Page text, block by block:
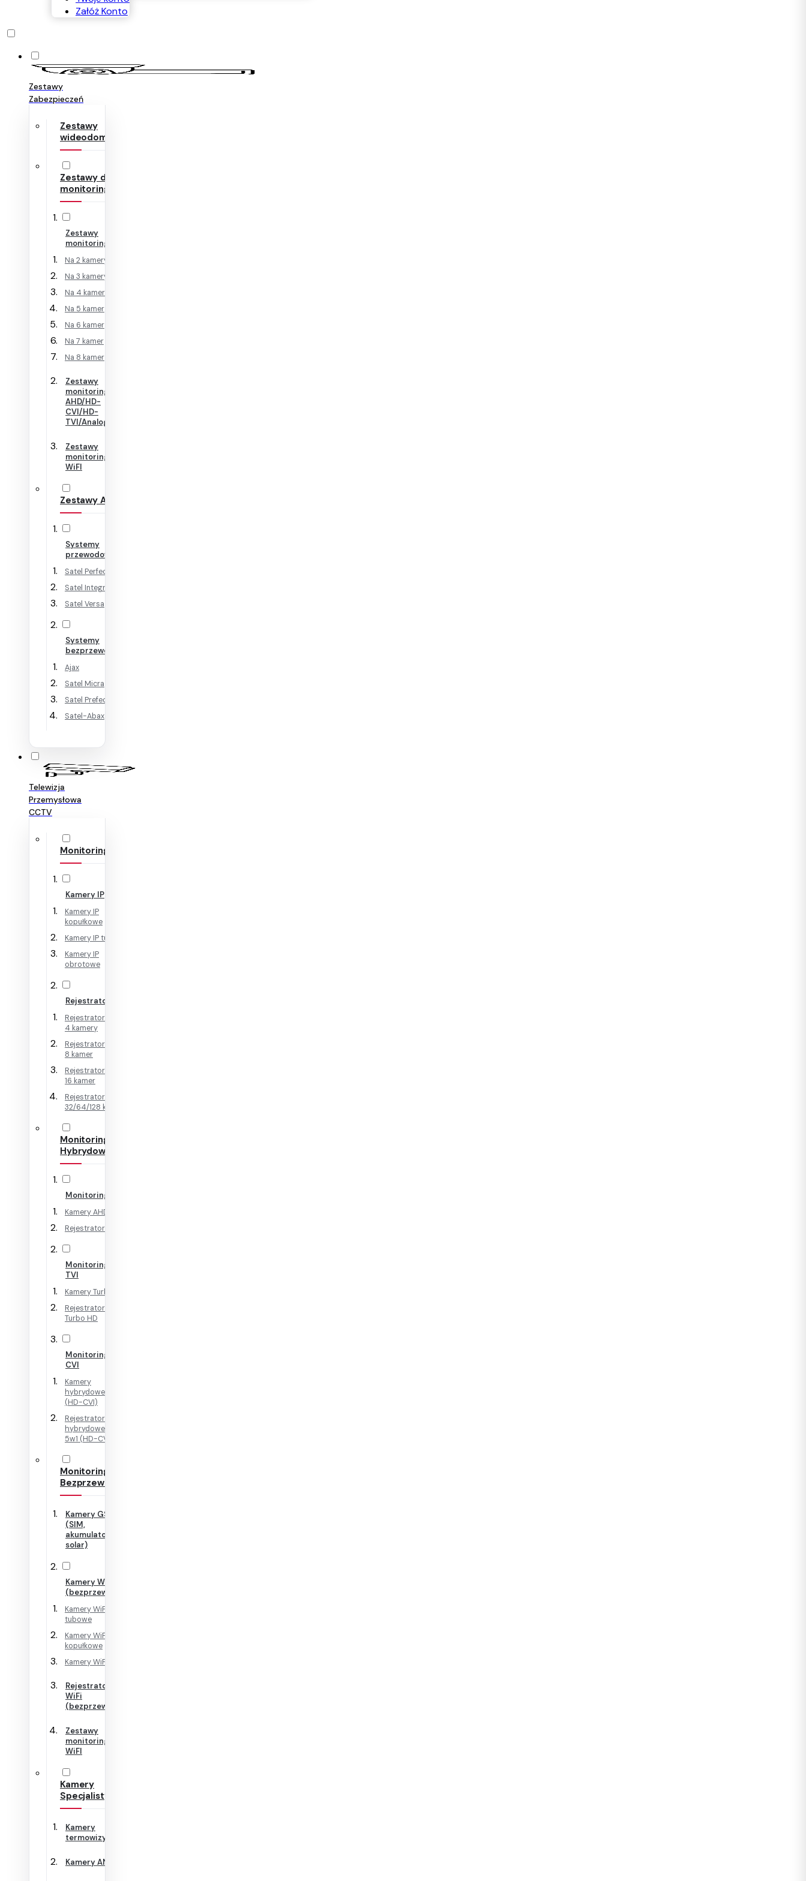
Załóż Konto
Zestawy
Zabezpieczeń
Zestawy
wideodomofonów
Zestawy do
monitoringu
Zestawy
monitoringu IP
Na 2 kamery
Na 3 kamery
Na 4 kamery
Na 5 kamer
Na 6 kamer
Na 7 kamer
Na 8 kamer
Zestawy
monitoringu
AHD/HD-
CVI/HD-
TVI/Analog
Zestawy
monitoringu
WiFI
Zestawy Alarmowe
Systemy
przewodowe
Satel Perfecta
Satel Integra
Satel Versa
Systemy
bezprzewodowe
Ajax
Satel Micra
Satel Prefecta WRL
Satel-Abax
Telewizja
Przemysłowa
CCTV
Monitoring IP
Kamery IP
Kamery IP
kopułkowe
Kamery IP tubowe
Kamery IP
obrotowe
Rejestratory IP
Rejestratory IP na
4 kamery
Rejestratory IP na
8 kamer
Rejestratory IP na
16 kamer
Rejestratory IP na
32/64/128 kamer
Monitoring
Hybrydowy
Monitoring AHD
Kamery AHD
Rejestratory AHD
Monitoring HD-
TVI
Kamery Turbo HD
Rejestratory
Turbo HD
Monitoring HD-
CVI
Kamery
hybrydowe 4w1
(HD-CVI)
Rejestratory
hybrydowe + IP
5w1 (HD-CVI)
Monitoring
Bezprzewodowy
Kamery GSM
(SIM,
akumulator,
solar)
Kamery WiFi
(bezprzewodowe)
Kamery WiFi
tubowe
Kamery WiFi
kopułkowe
Kamery WiFi Cube
Rejestratory
WiFi
(bezprzewodowe)
Zestawy
monitoringu
WiFI
Kamery
Specjalistyczne
Kamery
termowizyjne
Kamery ANPR